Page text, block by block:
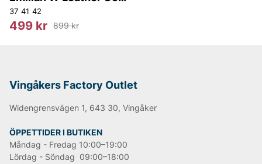
MOC V2
37 41 42
499 kr 899 kr
Vingåkers Factory Outlet
Widengrensvägen 1, 643 30, Vingåker
ÖPPETTIDER I BUTIKEN
Måndag - Fredag 10:00–19:00
Lördag - Söndag 09:00–18:00